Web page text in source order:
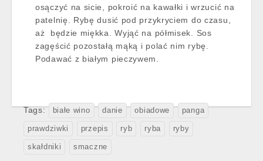
osączyć na sicie, pokroić na kawałki i wrzucić na
patelnię. Rybę dusić pod przykryciem do czasu,
aż będzie miękka. Wyjąć na półmisek. Sos
zagęścić pozostałą mąką i polać nim rybę.
Podawać z białym pieczywem.
Tags: białe wino danie obiadowe panga
prawdziwki przepis ryb ryba ryby
skałdniki smaczne